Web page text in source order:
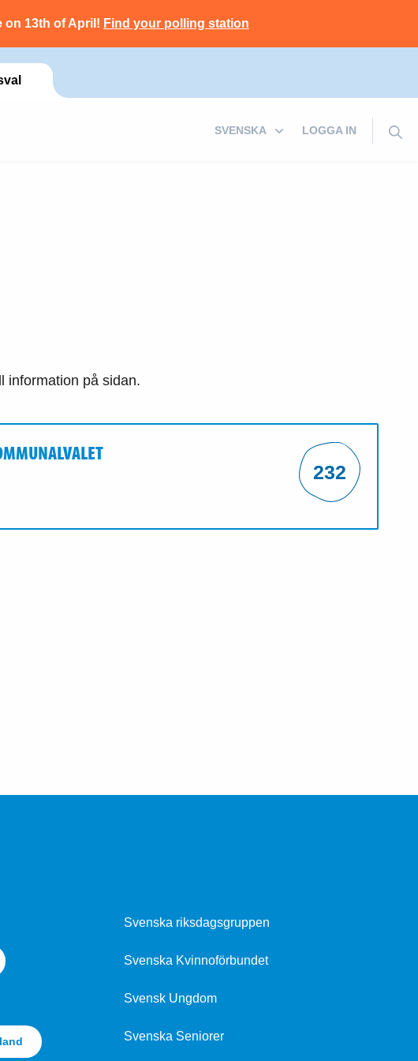
on 13th of April! Find your polling station
LOGGA IN
information på sidan.
232
Svenska riksdagsgruppen
Svenska Kvinnoförbundet
Svensk Ungdom
Svenska Seniorer